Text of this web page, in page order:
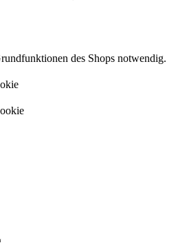
des Shops notwendig.